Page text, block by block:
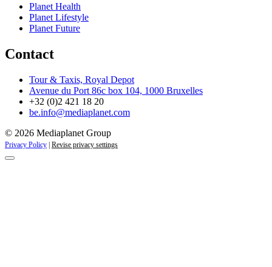
Planet Health
Planet Lifestyle
Planet Future
Contact
Tour & Taxis, Royal Depot
Avenue du Port 86c box 104, 1000 Bruxelles
+32 (0)2 421 18 20
be.info@mediaplanet.com
© 2026 Mediaplanet Group
Privacy Policy | Revise privacy settings